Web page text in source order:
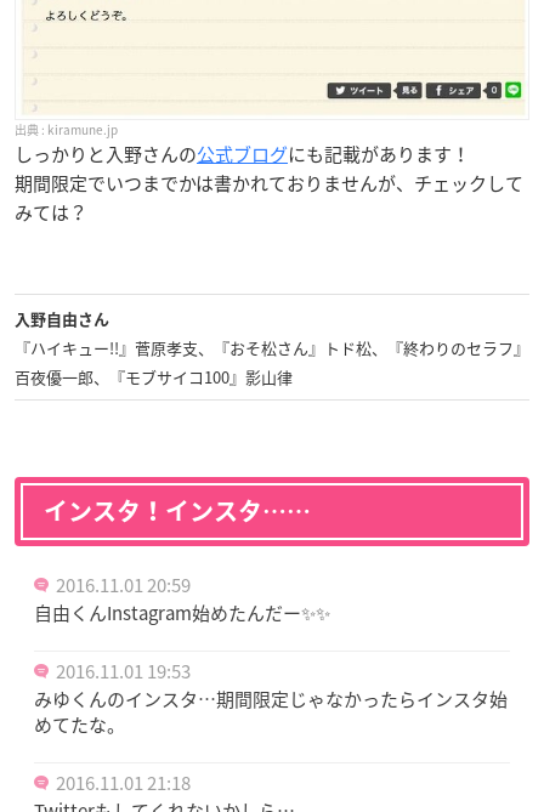
kiramune.jp
しっかりと入野さんの公式ブログにも記載があります！
期間限定でいつまでかは書かれておりませんが、チェックして
みては？
入野自由さん
『ハイキュー!!』菅原孝支、『おそ松さん』トド松、『終わりのセラフ』
百夜優一郎、『モブサイコ100』影山律
インスタ！インスタ……
2016.11.01 20:59
自由くんInstagram始めたんだー✨✨
2016.11.01 19:53
みゆくんのインスタ…期間限定じゃなかったらインスタ始
めてたな。
2016.11.01 21:18